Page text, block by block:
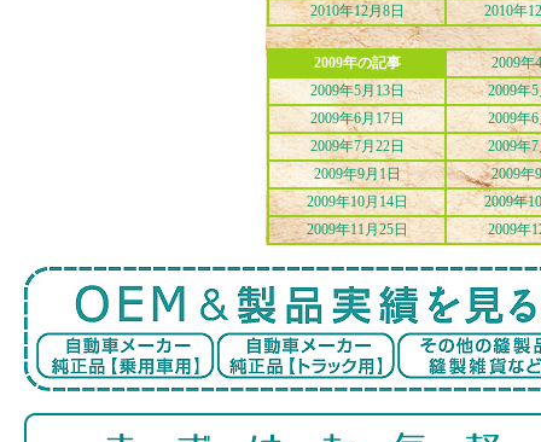
2010年12月8日
2010年
2009年の記事
2009年
2009年5月13日
2009年
2009年6月17日
2009年
2009年7月22日
2009年
2009年9月1日
2009年
2009年10月14日
2009年
2009年11月25日
2009年